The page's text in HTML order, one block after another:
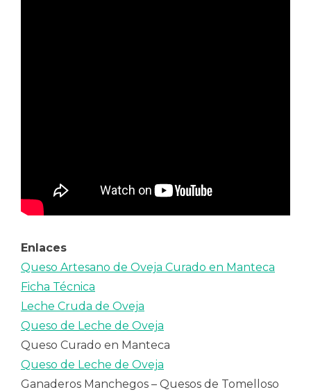
Enlaces
Queso Artesano de Oveja Curado en Manteca
Ficha Técnica
Leche Cruda de Oveja
Queso de Leche de Oveja
Queso Curado en Manteca
Queso de Leche de Oveja
Ganaderos Manchegos – Quesos de Tomelloso